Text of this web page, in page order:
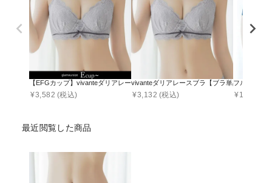
【EFGカップ】vivanteダリアレースブラ【ブラ単品】 / 補正ブラに見えない脇
¥3,582 (税込)
vivanteダリアレースブラ【ブラ単品】 / 補正
¥3,132 (税込)
フルリエレ
¥1,790
最近閲覧した商品